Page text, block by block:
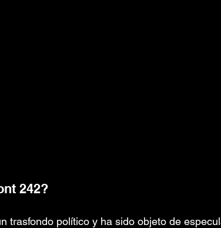
242?
trasfondo político y ha sido objeto de